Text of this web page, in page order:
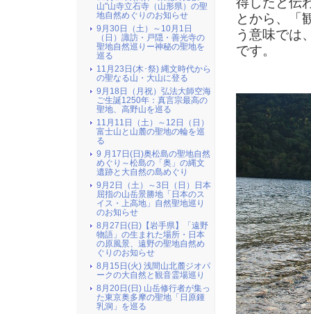
とから、「
う意味では
です。
山"山寺立石寺（山形県）の聖
地自然めぐりのお知らせ
9月30日（土）～10月1日
（日）諏訪・戸隠・善光寺の
聖地自然巡りー神秘の聖地を
巡る
11月23日(木･祭) 縄文時代から
の聖なる山・大山に登る
9月18日（月祝）弘法大師空海
ご生誕1250年：真言宗最高の
聖地、高野山を巡る
11月11日（土）～12日（日）
富士山と山麓の聖地の輪を巡
る
9 月17日(日)奥松島の聖地自然
めぐり～松島の「奥」の縄文
遺跡と大自然の島めぐり
9月2日（土）～3日（日）日本
屈指の山岳景勝地「日本のス
イス・上高地」自然聖地巡り
のお知らせ
8月27日(日)【岩手県】「遠野
物語」の生まれた場所・日本
の原風景、遠野の聖地自然め
ぐりのお知らせ
8月15日(火) 浅間山北麓ジオパ
ークの大自然と観音霊場巡り
8月20日(日) 山岳修行者が集っ
た東京奥多摩の聖地「日原鍾
乳洞」を巡る